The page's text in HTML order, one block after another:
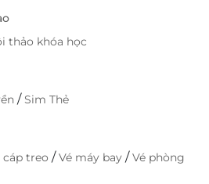
thảo khóa học
/Sim Thẻ
cáp treo /Vé máy bay /Vé phòng